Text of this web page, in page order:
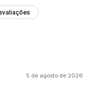
5 de agosto de 2026